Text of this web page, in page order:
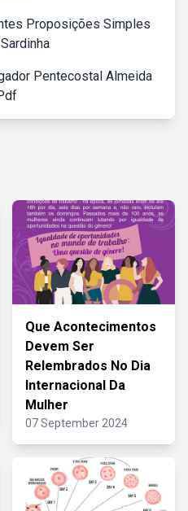
Proposições Simples
Pentecostal Almeida
Que Acontecimentos
Devem Ser
Relembrados No Dia
Internacional Da
Mulher
07 September 2024